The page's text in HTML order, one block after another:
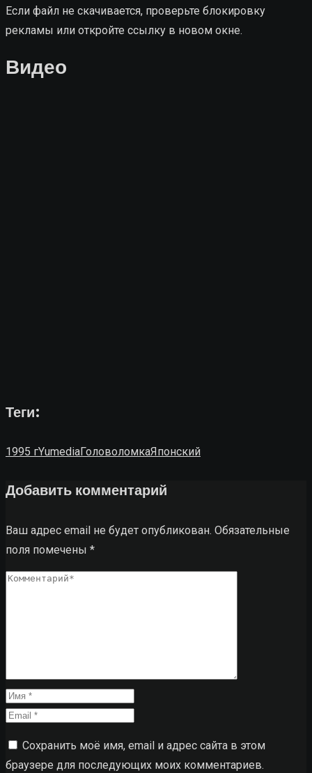
Если файл не скачивается, проверьте блокировку
рекламы или откройте ссылку в новом окне.
Видео
Теги:
1995 гYumediaГоловоломкаЯпонский
Добавить комментарий
Ваш адрес email не будет опубликован. Обязательные
поля помечены *
Сохранить моё имя, email и адрес сайта в этом
браузере для последующих моих комментариев.